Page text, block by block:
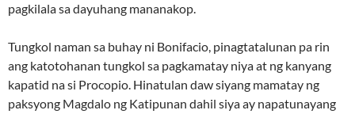
pagkilala sa dayuhang mananakop.
Tungkol naman sa buhay ni Bonifacio, pinagtatalunan pa rin
ang katotohanan tungkol sa pagkamatay niya at ng kanyang
kapatid na si Procopio. Hinatulan daw siyang mamatay ng
paksyong Magdalo ng Katipunan dahil siya ay napatunayang